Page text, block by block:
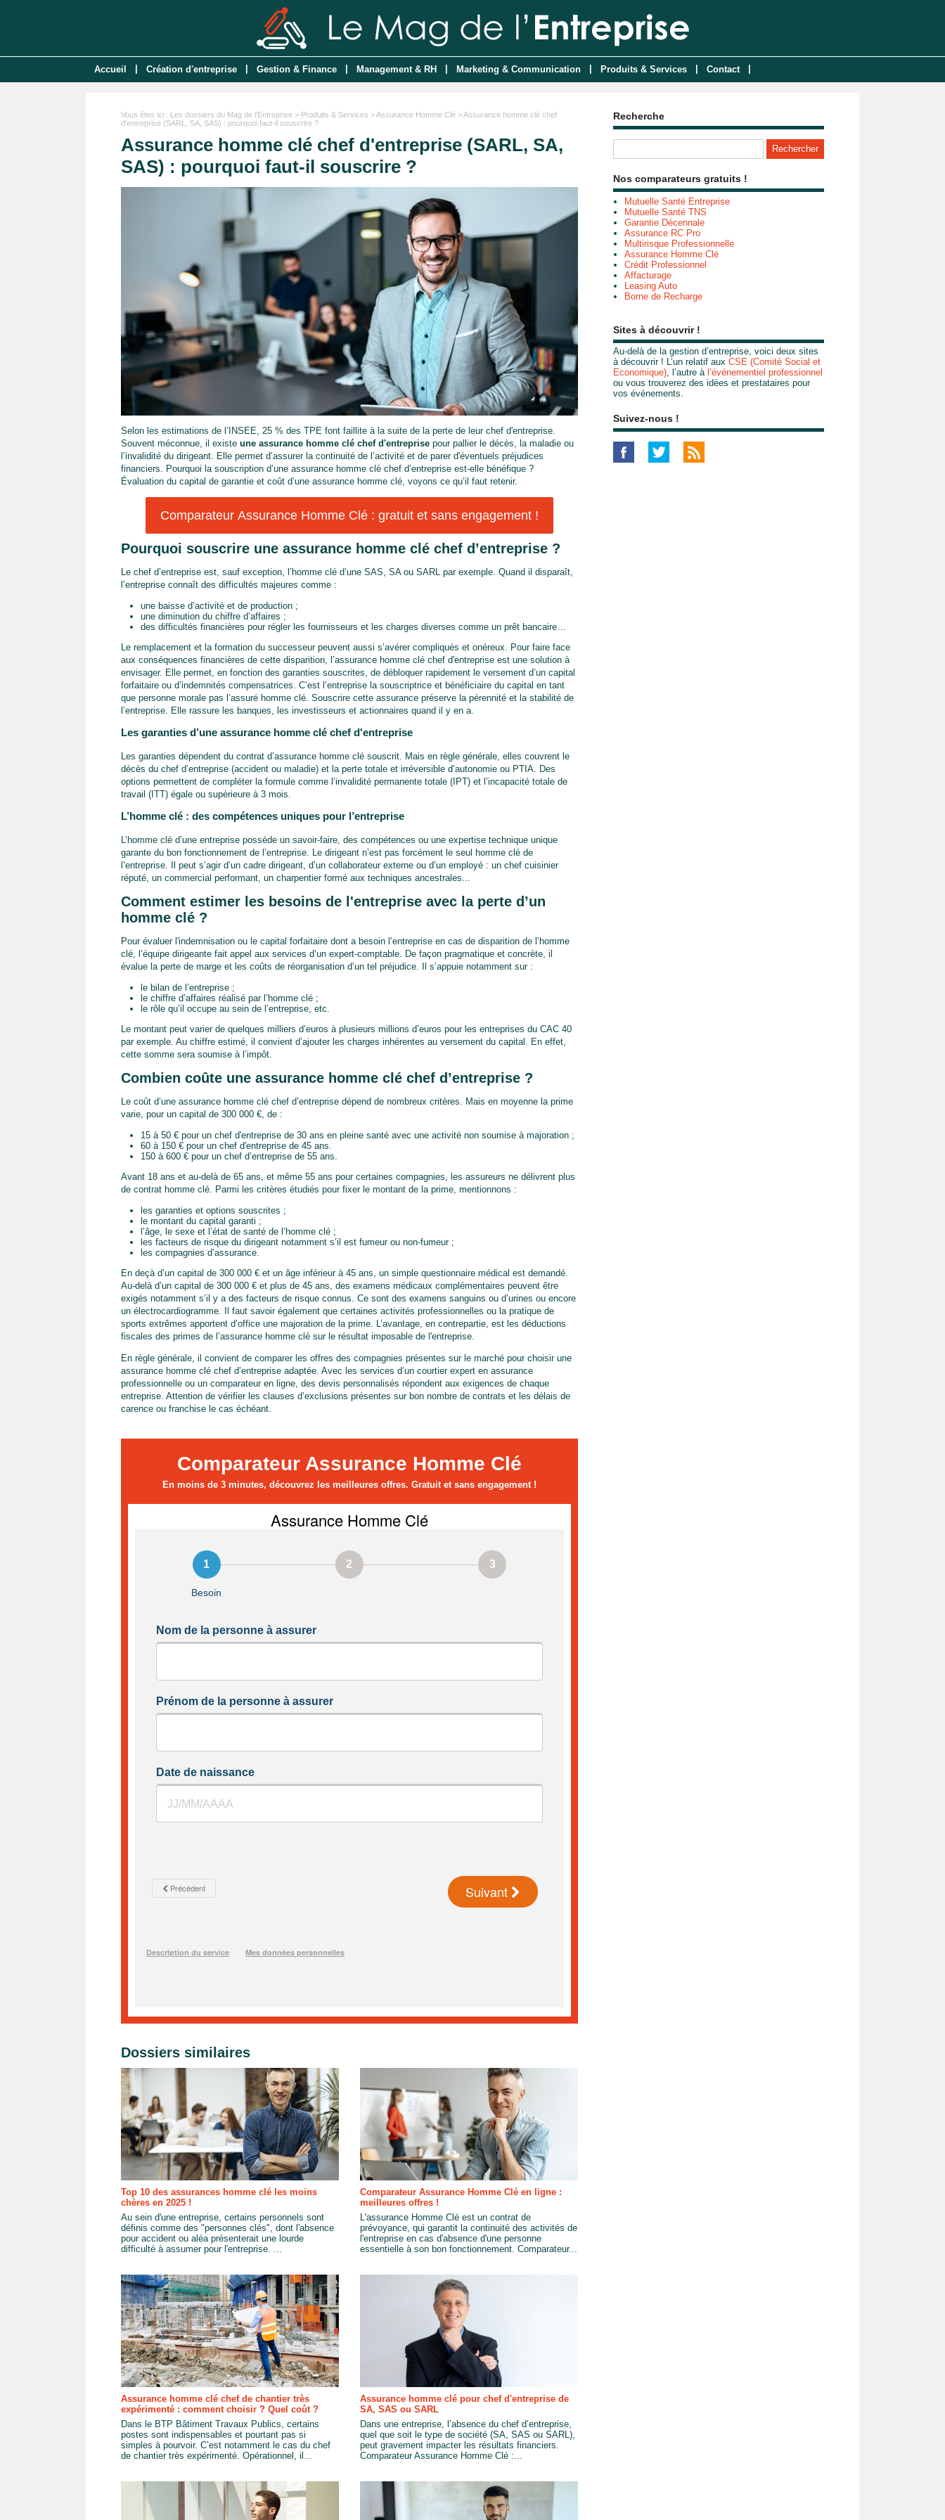
Accueil Création d'entreprise Gestion & Finance Management & RH Marketing & Communication Produits & Services Contact
Vous êtes ici : Les dossiers du Mag de l'Entreprise > Produits & Services >Assurance Homme Clé > Assurance homme clé chef
d'entreprise (SARL, SA, SAS) : pourquoi faut-il souscrire ?
Assurance homme clé chef d'entreprise (SARL, SA,
SAS) : pourquoi faut-il souscrire ?
Selon les estimations de l’INSEE, 25 % des TPE font faillite à la suite de la perte de leur chef d'entreprise.
Souvent méconnue, il existe une assurance homme clé chef d'entreprise pour pallier le décès, la maladie ou
l’invalidité du dirigeant. Elle permet d’assurer la continuité de l’activité et de parer d'éventuels préjudices
financiers. Pourquoi la souscription d’une assurance homme clé chef d’entreprise est-elle bénéfique ?
Évaluation du capital de garantie et coût d’une assurance homme clé, voyons ce qu’il faut retenir.
Comparateur Assurance Homme Clé : gratuit et sans engagement !
Pourquoi souscrire une assurance homme clé chef d’entreprise ?
Le chef d’entreprise est, sauf exception, l’homme clé d’une SAS, SA ou SARL par exemple. Quand il disparaît,
l’entreprise connaît des difficultés majeures comme :
une baisse d’activité et de production ;
une diminution du chiffre d’affaires ;
des difficultés financières pour régler les fournisseurs et les charges diverses comme un prêt bancaire…
Le remplacement et la formation du successeur peuvent aussi s’avérer compliqués et onéreux. Pour faire face
aux conséquences financières de cette disparition, l’assurance homme clé chef d'entreprise est une solution à
envisager. Elle permet, en fonction des garanties souscrites, de débloquer rapidement le versement d’un capital
forfaitaire ou d’indemnités compensatrices. C’est l’entreprise la souscriptrice et bénéficiaire du capital en tant
que personne morale pas l’assuré homme clé. Souscrire cette assurance préserve la pérennité et la stabilité de
l’entreprise. Elle rassure les banques, les investisseurs et actionnaires quand il y en a.
Les garanties d’une assurance homme clé chef d'entreprise
Les garanties dépendent du contrat d’assurance homme clé souscrit. Mais en règle générale, elles couvrent le
décès du chef d’entreprise (accident ou maladie) et la perte totale et irréversible d’autonomie ou PTIA. Des
options permettent de compléter la formule comme l’invalidité permanente totale (IPT) et l’incapacité totale de
travail (ITT) égale ou supérieure à 3 mois.
L’homme clé : des compétences uniques pour l’entreprise
L’homme clé d’une entreprise possède un savoir-faire, des compétences ou une expertise technique unique
garante du bon fonctionnement de l’entreprise. Le dirigeant n’est pas forcément le seul homme clé de
l’entreprise. Il peut s’agir d’un cadre dirigeant, d’un collaborateur externe ou d’un employé : un chef cuisinier
réputé, un commercial performant, un charpentier formé aux techniques ancestrales...
Comment estimer les besoins de l'entreprise avec la perte d’un
homme clé ?
Pour évaluer l'indemnisation ou le capital forfaitaire dont a besoin l’entreprise en cas de disparition de l’homme
clé, l’équipe dirigeante fait appel aux services d’un expert-comptable. De façon pragmatique et concrète, il
évalue la perte de marge et les coûts de réorganisation d’un tel préjudice. Il s’appuie notamment sur :
le bilan de l’entreprise ;
le chiffre d’affaires réalisé par l’homme clé ;
le rôle qu’il occupe au sein de l’entreprise, etc.
Le montant peut varier de quelques milliers d’euros à plusieurs millions d’euros pour les entreprises du CAC 40
par exemple. Au chiffre estimé, il convient d’ajouter les charges inhérentes au versement du capital. En effet,
cette somme sera soumise à l’impôt.
Combien coûte une assurance homme clé chef d’entreprise ?
Le coût d’une assurance homme clé chef d’entreprise dépend de nombreux critères. Mais en moyenne la prime
varie, pour un capital de 300 000 €, de :
15 à 50 € pour un chef d'entreprise de 30 ans en pleine santé avec une activité non soumise à majoration ;
60 à 150 € pour un chef d'entreprise de 45 ans.
150 à 600 € pour un chef d’entreprise de 55 ans.
Avant 18 ans et au-delà de 65 ans, et même 55 ans pour certaines compagnies, les assureurs ne délivrent plus
de contrat homme clé. Parmi les critères étudiés pour fixer le montant de la prime, mentionnons :
les garanties et options souscrites ;
le montant du capital garanti ;
l’âge, le sexe et l’état de santé de l’homme clé ;
les facteurs de risque du dirigeant notamment s’il est fumeur ou non-fumeur ;
les compagnies d’assurance.
En deçà d’un capital de 300 000 € et un âge inférieur à 45 ans, un simple questionnaire médical est demandé.
Au-delà d’un capital de 300 000 € et plus de 45 ans, des examens médicaux complémentaires peuvent être
exigés notamment s’il y a des facteurs de risque connus. Ce sont des examens sanguins ou d’urines ou encore
un électrocardiogramme. Il faut savoir également que certaines activités professionnelles ou la pratique de
sports extrêmes apportent d’office une majoration de la prime. L’avantage, en contrepartie, est les déductions
fiscales des primes de l’assurance homme clé sur le résultat imposable de l'entreprise.
En règle générale, il convient de comparer les offres des compagnies présentes sur le marché pour choisir une
assurance homme clé chef d’entreprise adaptée. Avec les services d’un courtier expert en assurance
professionnelle ou un comparateur en ligne, des devis personnalisés répondent aux exigences de chaque
entreprise. Attention de vérifier les clauses d’exclusions présentes sur bon nombre de contrats et les délais de
carence ou franchise le cas échéant.
Comparateur Assurance Homme Clé
En moins de 3 minutes, découvrez les meilleures offres. Gratuit et sans engagement !
Dossiers similaires
Top 10 des assurances homme clé les moins
chères en 2025 !
Au sein d'une entreprise, certains personnels sont
définis comme des "personnes clés", dont l'absence
pour accident ou aléa présenterait une lourde
difficulté à assumer pour l'entreprise. ...
Comparateur Assurance Homme Clé en ligne :
meilleures offres !
L'assurance Homme Clé est un contrat de
prévoyance, qui garantit la continuité des activités de
l'entreprise en cas d'absence d'une personne
essentielle à son bon fonctionnement. Comparateur...
Assurance homme clé chef de chantier très
expérimenté : comment choisir ? Quel coût ?
Dans le BTP Bâtiment Travaux Publics, certains
postes sont indispensables et pourtant pas si
simples à pourvoir. C’est notamment le cas du chef
de chantier très expérimenté. Opérationnel, il...
Assurance homme clé pour chef d'entreprise de
SA, SAS ou SARL
Dans une entreprise, l’absence du chef d’entreprise,
quel que soit le type de société (SA, SAS ou SARL),
peut gravement impacter les résultats financiers.
Comparateur Assurance Homme Clé :...
Recherche
Nos comparateurs gratuits !
Mutuelle Santé Entreprise
Mutuelle Santé TNS
Garantie Décennale
Assurance RC Pro
Multirisque Professionnelle
Assurance Homme Clé
Crédit Professionnel
Affacturage
Leasing Auto
Borne de Recharge
Sites à découvrir !
Au-delà de la gestion d’entreprise, voici deux sites
à découvrir ! L’un relatif aux CSE (Comité Social et
Economique), l’autre à l’événementiel professionnel
ou vous trouverez des idées et prestataires pour
vos événements.
Suivez-nous !